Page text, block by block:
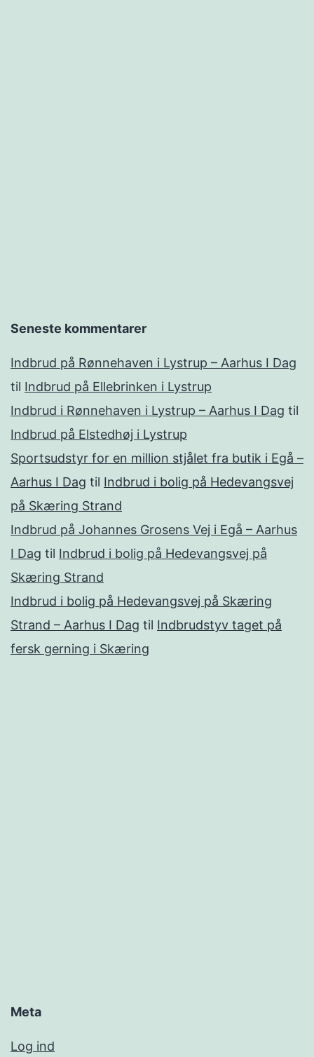
Seneste kommentarer
Indbrud på Rønnehaven i Lystrup – Aarhus I Dag
til Indbrud på Ellebrinken i Lystrup
Indbrud i Rønnehaven i Lystrup – Aarhus I Dag til
Indbrud på Elstedhøj i Lystrup
Sportsudstyr for en million stjålet fra butik i Egå –
Aarhus I Dag til Indbrud i bolig på Hedevangsvej
på Skæring Strand
Indbrud på Johannes Grosens Vej i Egå – Aarhus
I Dag til Indbrud i bolig på Hedevangsvej på
Skæring Strand
Indbrud i bolig på Hedevangsvej på Skæring
Strand – Aarhus I Dag til Indbrudstyv taget på
fersk gerning i Skæring
Meta
Log ind